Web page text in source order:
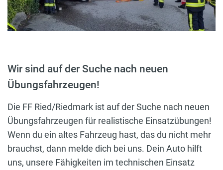
Wir sind auf der Suche nach neuen
Übungsfahrzeugen!
Die FF Ried/Riedmark ist auf der Suche nach neuen
Übungsfahrzeugen für realistische Einsatzübungen!
Wenn du ein altes Fahrzeug hast, das du nicht mehr
brauchst, dann melde dich bei uns. Dein Auto hilft
uns, unsere Fähigkeiten im technischen Einsatz